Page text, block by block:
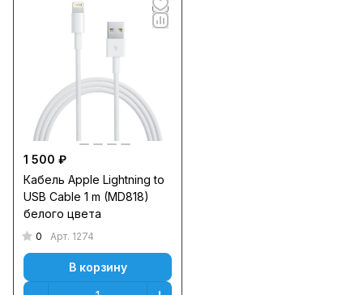
1 500 ₽
Кабель Apple Lightning to
USB Cable 1 m (MD818)
белого цвета
0 Арт. 1274
В корзину